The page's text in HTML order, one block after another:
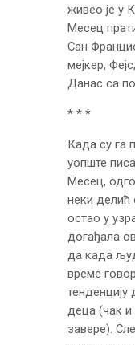
живео је у
Месец
Сан
мејкер,
Данас са
* * *
Када су га
уопште
Месец,
неки делић
остао у
догађала
да када
време
деца (чак и
завере).